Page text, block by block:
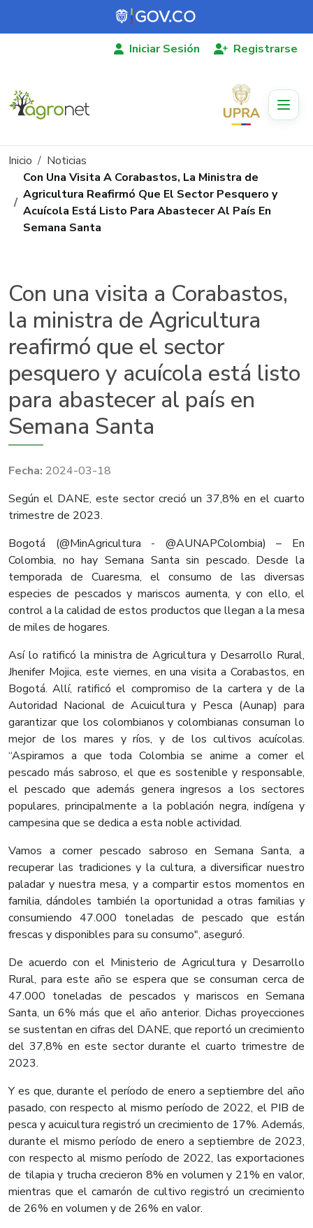
Pasar al contenido principal
Iniciar Sesión Registrarse
Ruta de navegación
Inicio
Noticias
Con Una Visita A Corabastos, La Ministra de
Agricultura Reafirmó Que El Sector Pesquero y
Acuícola Está Listo Para Abastecer Al País En
Semana Santa
Con una visita a Corabastos,
la ministra de Agricultura
reafirmó que el sector
pesquero y acuícola está listo
para abastecer al país en
Semana Santa
2024-03-18
Según el DANE, este sector creció un 37,8% en el cuarto
trimestre de 2023.
Bogotá (@MinAgricultura - @AUNAPColombia) – En
Colombia, no hay Semana Santa sin pescado. Desde la
temporada de Cuaresma, el consumo de las diversas
especies de pescados y mariscos aumenta, y con ello, el
control a la calidad de estos productos que llegan a la mesa
de miles de hogares.
Así lo ratificó la ministra de Agricultura y Desarrollo Rural,
Jhenifer Mojica, este viernes, en una visita a Corabastos, en
Bogotá. Allí, ratificó el compromiso de la cartera y de la
Autoridad Nacional de Acuicultura y Pesca (Aunap) para
garantizar que los colombianos y colombianas consuman lo
mejor de los mares y ríos, y de los cultivos acuícolas.
“Aspiramos a que toda Colombia se anime a comer el
pescado más sabroso, el que es sostenible y responsable,
el pescado que además genera ingresos a los sectores
populares, principalmente a la población negra, indígena y
campesina que se dedica a esta noble actividad.
Vamos a comer pescado sabroso en Semana Santa, a
recuperar las tradiciones y la cultura, a diversificar nuestro
paladar y nuestra mesa, y a compartir estos momentos en
familia, dándoles también la oportunidad a otras familias y
consumiendo 47.000 toneladas de pescado que están
frescas y disponibles para su consumo", aseguró.
De acuerdo con el Ministerio de Agricultura y Desarrollo
Rural, para este año se espera que se consuman cerca de
47.000 toneladas de pescados y mariscos en Semana
Santa, un 6% más que el año anterior. Dichas proyecciones
se sustentan en cifras del DANE, que reportó un crecimiento
del 37,8% en este sector durante el cuarto trimestre de
2023.
Y es que, durante el período de enero a septiembre del año
pasado, con respecto al mismo período de 2022, el PIB de
pesca y acuicultura registró un crecimiento de 17%. Además,
durante el mismo período de enero a septiembre de 2023,
con respecto al mismo período de 2022, las exportaciones
de tilapia y trucha crecieron 8% en volumen y 21% en valor,
mientras que el camarón de cultivo registró un crecimiento
de 26% en volumen y de 26% en valor.